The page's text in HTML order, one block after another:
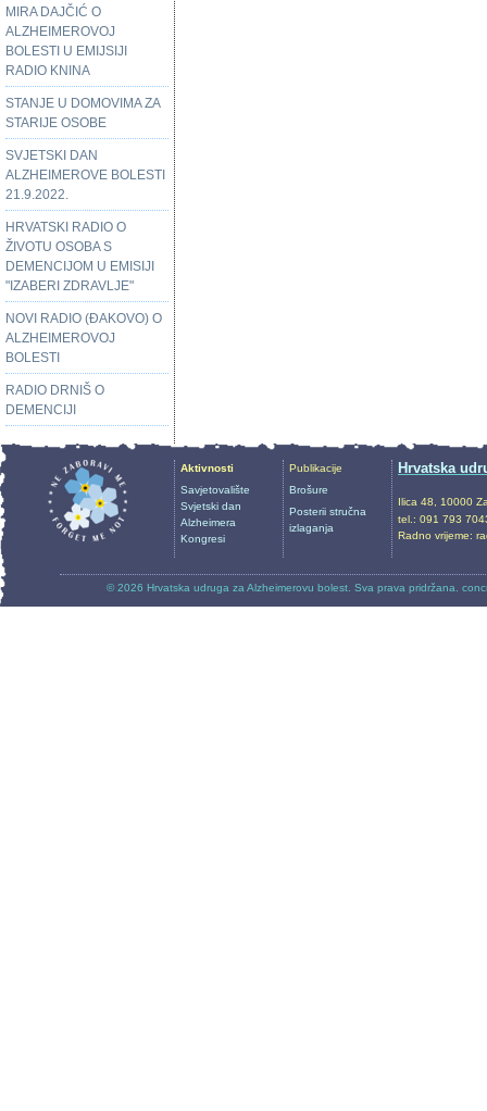
MIRA DAJČIĆ O
ALZHEIMEROVOJ
BOLESTI U EMIJSIJI
RADIO KNINA
STANJE U DOMOVIMA ZA
STARIJE OSOBE
SVJETSKI DAN
ALZHEIMEROVE BOLESTI
21.9.2022.
HRVATSKI RADIO O
ŽIVOTU OSOBA S
DEMENCIJOM U EMISIJI
"IZABERI ZDRAVLJE"
NOVI RADIO (ĐAKOVO) O
ALZHEIMEROVOJ
BOLESTI
RADIO DRNIŠ O
DEMENCIJI
Aktivnosti
Savjetovalište
Svjetski dan
Alzheimera
Kongresi
Publikacije
Brošure
Posterii stručna
izlaganja
Hrvatska
Ilica 48, 10000
tel.: 091 793
Radno vrijeme:
© 2026 Hrvatska udruga za Alzheimerovu bolest . Sva prava pridržana.